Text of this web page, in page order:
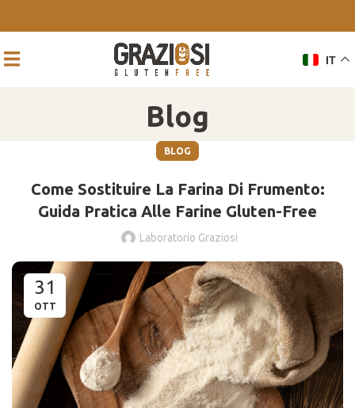
IT
Blog
BLOG
Come Sostituire La Farina Di Frumento:
Guida Pratica Alle Farine Gluten-Free
Laboratorio Graziosi
31
OTT